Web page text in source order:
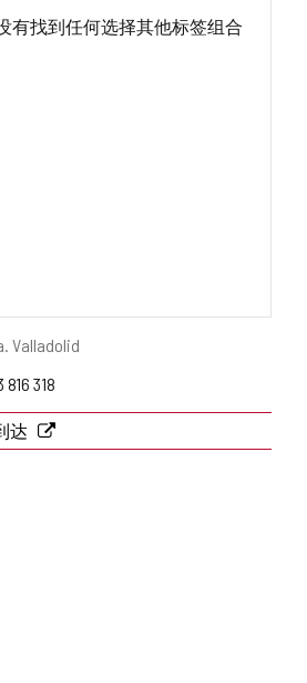
Valladolid
816 318
达
有找到任何选择其他标签组合